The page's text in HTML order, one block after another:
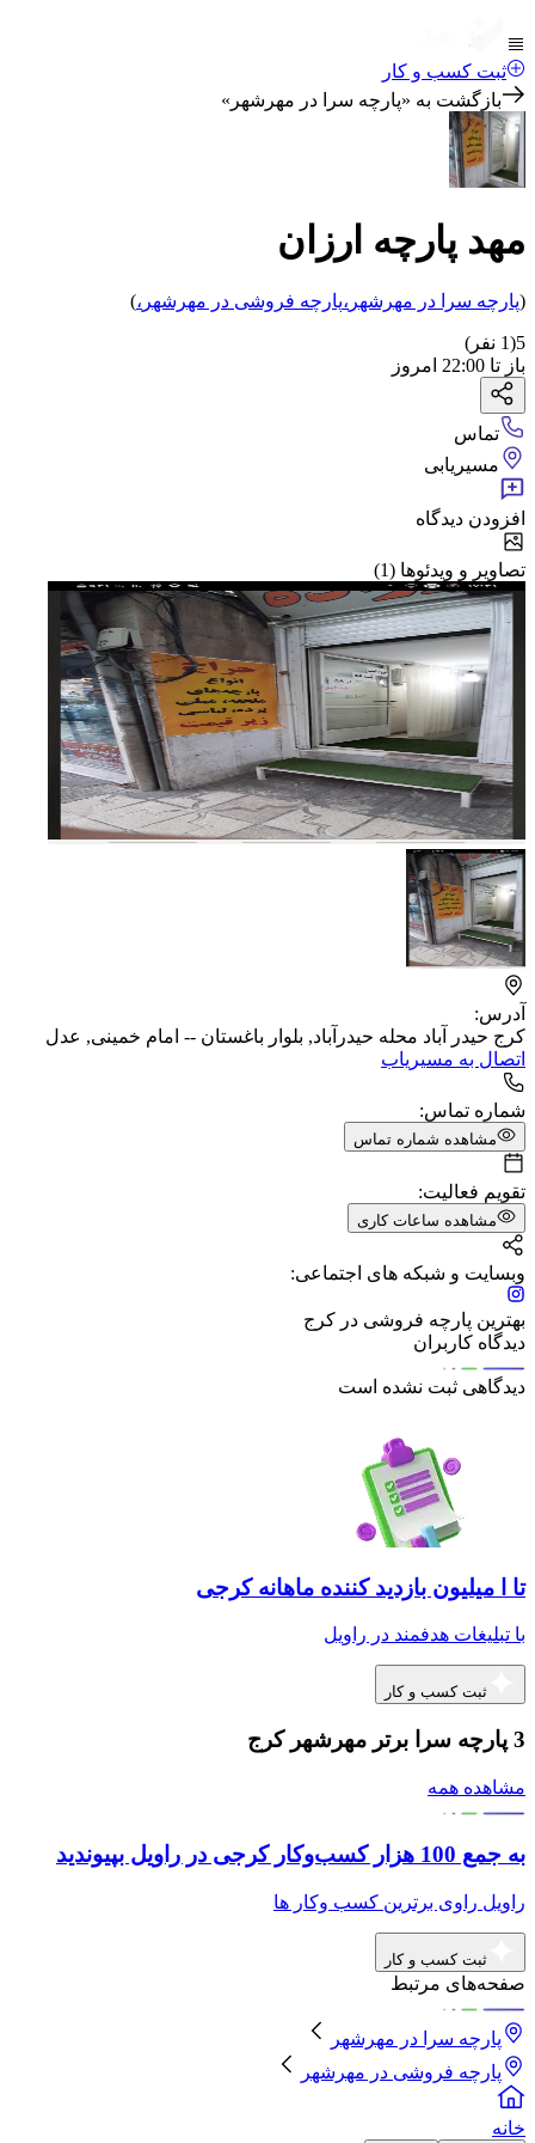
ثبت کسب و کار
بازگشت به «پارچه سرا در مهرشهر »
مهد پارچه ارزان
(پارچه سرا در مهرشهر ،پارچه فروشی در مهرشهر ،)
5
(
1 نفر)
باز تا 22:00 امروز
تماس
مسیریابی
افزودن دیدگاه
تصاویر و ویدئوها (1)
آدرس:
کرج حیدر آباد محله حیدرآباد, بلوار باغستان -- امام خمینی, عدل
اتصال به مسیریاب
شماره تماس:
مشاهده شماره تماس
تقویم فعالیت:
مشاهده ساعات کاری
وبسایت و شبکه های اجتماعی:
بهترین پارچه فروشی در کرج
دیدگاه کاربران
دیدگاهی ثبت نشده است
تا ا میلیون بازدید کننده ماهانه کرجی
با تبلیغات هدفمند در راویل
ثبت کسب و کار
3 پارچه سرا برتر مهرشهر کرج
مشاهده همه
به جمع 100 هزار کسب‌وکار کرجی در راویل بپیوندید
راویل راوی برترین کسب وکار ها
ثبت کسب و کار
صفحه‌های مرتبط
پارچه سرا در مهرشهر
پارچه فروشی در مهرشهر
خانه